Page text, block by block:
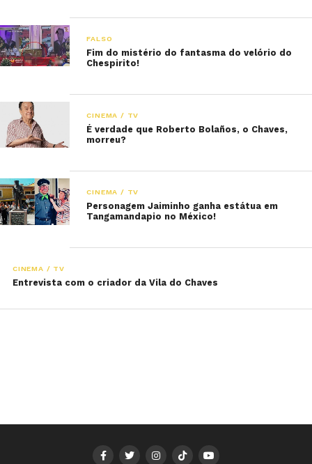
FALSO
Fim do mistério do fantasma do velório do
Chespirito!
CINEMA / TV
É verdade que Roberto Bolaños, o Chaves,
morreu?
CINEMA / TV
Personagem Jaiminho ganha estátua em
Tangamandapio no México!
CINEMA / TV
Entrevista com o criador da Vila do Chaves